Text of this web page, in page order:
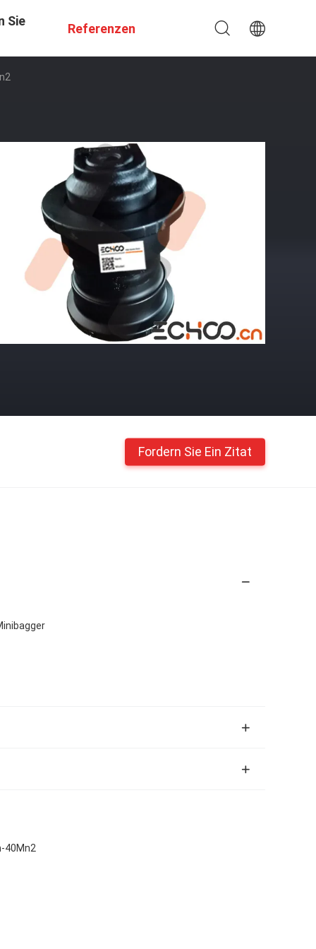
Sie
Referenzen
Fordern Sie Ein Zitat
40Mn2